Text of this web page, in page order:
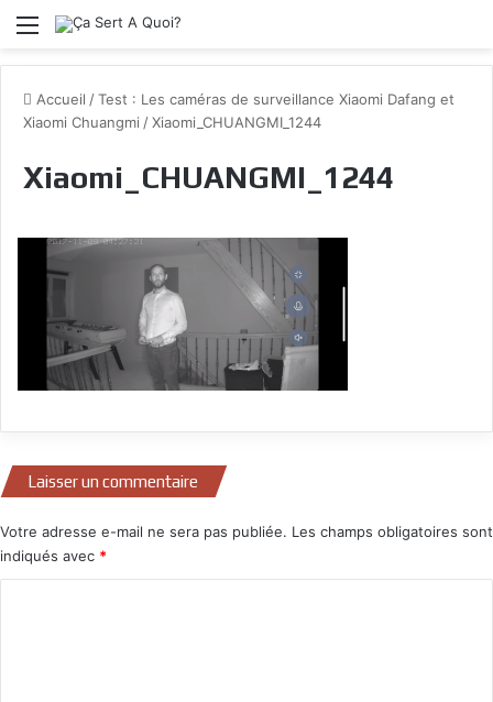
Menu
Accueil /Test : Les caméras de surveillance Xiaomi Dafang et
Xiaomi Chuangmi /Xiaomi_CHUANGMI_1244
Xiaomi_CHUANGMI_1244
Laisser un commentaire
Votre adresse e-mail ne sera pas publiée. Les champs obligatoires sont
indiqués avec *